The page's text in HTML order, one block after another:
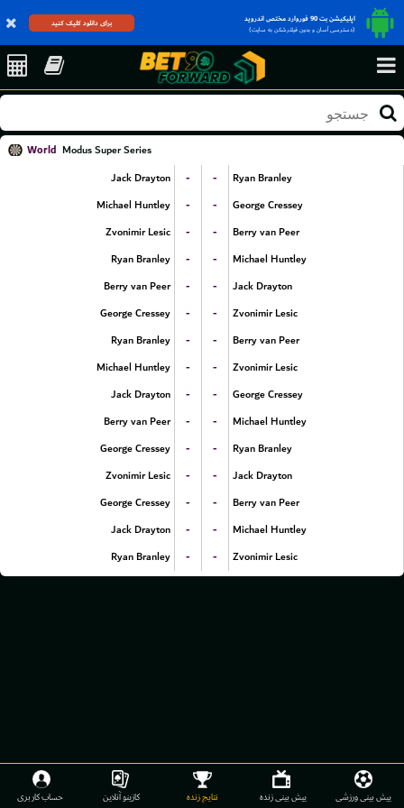
اپلیکیشن بت 90 فوروارد مختص اندروید
(دسترسی آسان و بدون فیلترشکن به سایت)
برای دانلود کلیک کنید
World Modus Super Series
Jack Drayton
- -
Ryan Branley
Michael Huntley
- -
George Cressey
Zvonimir Lesic
- -
Berry van Peer
Ryan Branley
- -
Michael Huntley
Berry van Peer
- -
Jack Drayton
George Cressey
- -
Zvonimir Lesic
Ryan Branley
- -
Berry van Peer
Michael Huntley
- -
Zvonimir Lesic
Jack Drayton
- -
George Cressey
Berry van Peer
- -
Michael Huntley
George Cressey
- -
Ryan Branley
Zvonimir Lesic
- -
Jack Drayton
George Cressey
- -
Berry van Peer
Jack Drayton
- -
Michael Huntley
Ryan Branley
- - Zvonimir Lesic
پیش بینی ورزشی پیش بینی زنده نتایج زنده کازینو آنلاین حساب کاربری